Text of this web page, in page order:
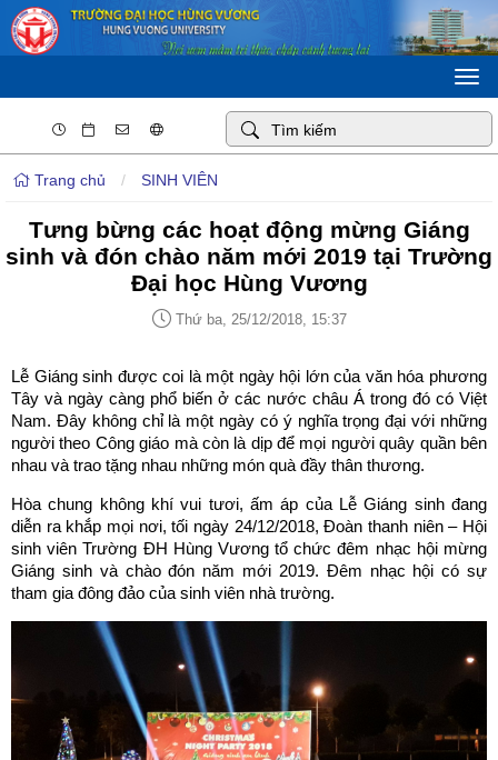
Trang chủ / SINH VIÊN
Tưng bừng các hoạt động mừng Giáng
sinh và đón chào năm mới 2019 tại Trường
Đại học Hùng Vương
Thứ ba, 25/12/2018, 15:37
Lễ Giáng sinh được coi là một ngày hội lớn của văn hóa phương
Tây và ngày càng phổ biến ở các nước châu Á trong đó có Việt
Nam. Đây không chỉ là một ngày có ý nghĩa trọng đại với những
người theo Công giáo mà còn là dịp để mọi người quây quần bên
nhau và trao tặng nhau những món quà đầy thân thương.
Hòa chung không khí vui tươi, ấm áp của Lễ Giáng sinh đang
diễn ra khắp mọi nơi, tối ngày 24/12/2018, Đoàn thanh niên – Hội
sinh viên Trường ĐH Hùng Vương tổ chức đêm nhạc hội mừng
Giáng sinh và chào đón năm mới 2019. Đêm nhạc hội có sự
tham gia đông đảo của sinh viên nhà trường.